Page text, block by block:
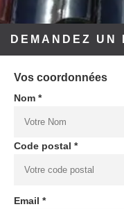
DEMANDEZ UN
Vos coordonnées
Nom *
Code postal *
Email *